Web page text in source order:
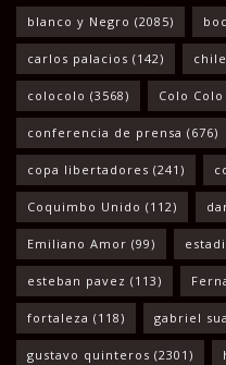
blanco y Negro (2085)
carlos palacios (142) chile
colocolo (3568) Colo Colo
conferencia de prensa (676)
copa libertadores (241)
Coquimbo Unido (112)
Emiliano Amor (99)
esteban pavez (113)
fortaleza (118) gabriel
gustavo quinteros (2301)